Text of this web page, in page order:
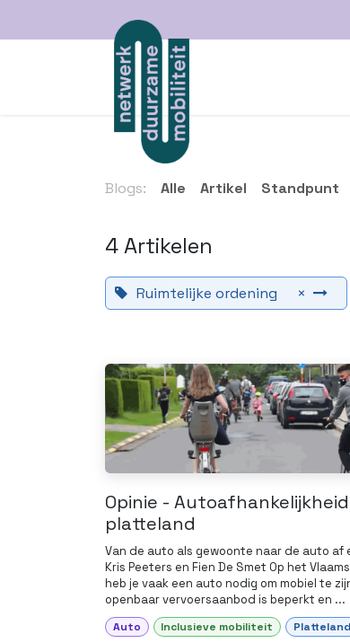
Blogs: Alle Artikel Standpunt
4 Artikelen
Ruimtelijke ordening ×
Opinie -
platteland
Van de auto als gewoonte naar de auto af
Kris Peeters en Fien De Smet Op het
heb je vaak een auto nodig om mobiel te
openbaar vervoersaanbod is beperkt en ...
Auto Inclusieve mobiliteit Platteland